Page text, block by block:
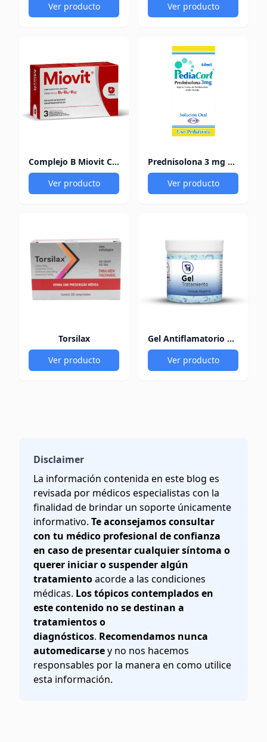
Ver producto
Ver producto
Complejo B Miovit Cofasa
Ver producto
Prednisolona 3 mg Pediacort
Ver producto
Torsilax
Ver producto
Gel Antiflamatorio 60Gr
Ver producto
Disclaimer
La información contenida en este blog es
revisada por médicos especialistas con la
finalidad de brindar un soporte únicamente
informativo. Te aconsejamos consultar
con tu médico profesional de confianza
en caso de presentar cualquier síntoma o
querer iniciar o suspender algún
tratamientoacorde a las condiciones
médicas. Los tópicos contemplados en
este contenido no se destinan a
tratamientos o
diagnósticos. Recomendamos nunca
automedicarsey no nos hacemos
responsables por la manera en como utilice
esta información.